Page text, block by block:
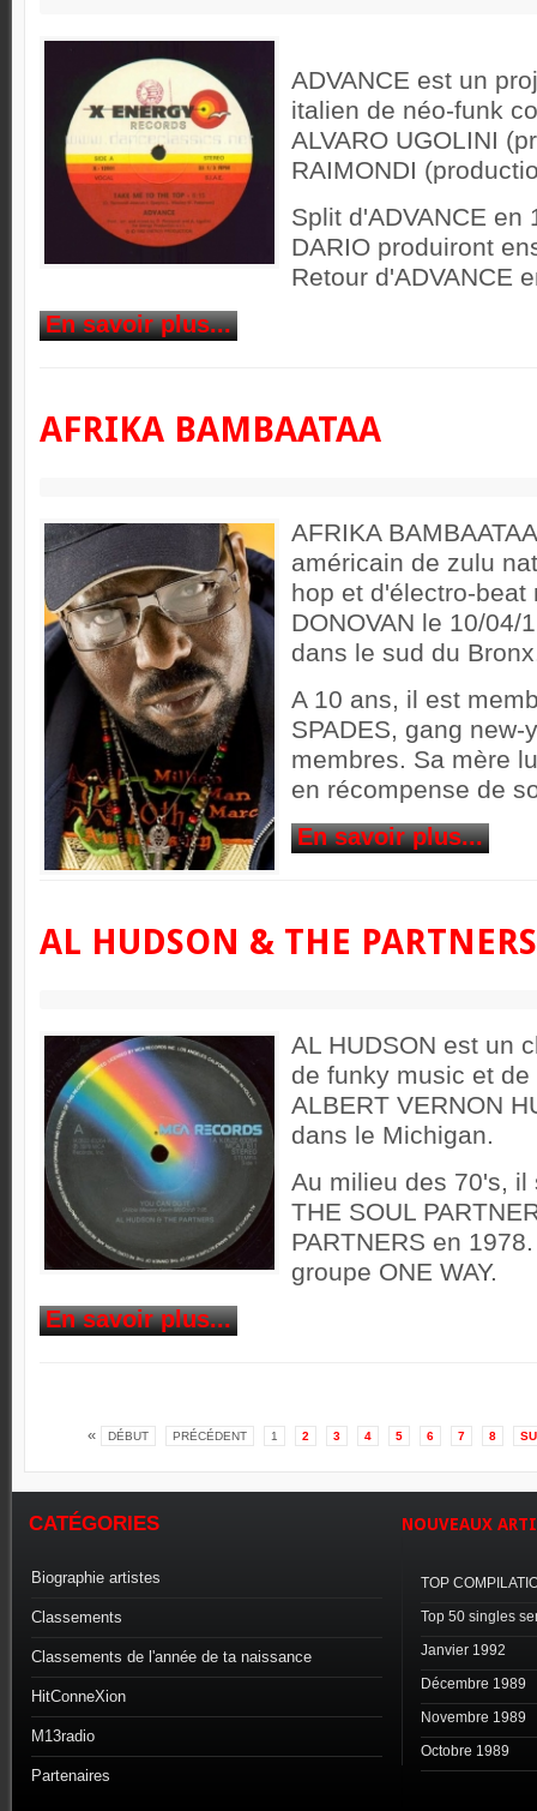
ADVANCE est un
italien de néo-funk
ALVARO UGOLINI
RAIMONDI
Split d'ADVANCE en
DARIO produiront
Retour d'ADVANCE
En savoir plus...
AFRIKA BAMBAATAA
AFRIKA
américain de zulu
hop et d'électro-beat
DONOVAN le 10/04/
dans le sud du
A 10 ans, il est
SPADES, gang
membres. Sa mère
en récompense de
En savoir plus...
AL HUDSON & THE PARTNERS
AL HUDSON est un
de funky music et
ALBERT VERNON
dans le Michigan.
Au milieu des 70's,
THE SOUL
PARTNERS en
groupe ONE WAY.
En savoir plus...
« DÉBUT PRÉCÉDENT 1 2 3 4 5 6 7 8
CATÉGORIES
Biographie artistes
Classements
Classements de l'année de ta naissance
HitConneXion
M13radio
Partenaires
NOUVEAUX
TOP
Top 50 singles
Janvier 1992
Décembre 1989
Novembre 1989
Octobre 1989